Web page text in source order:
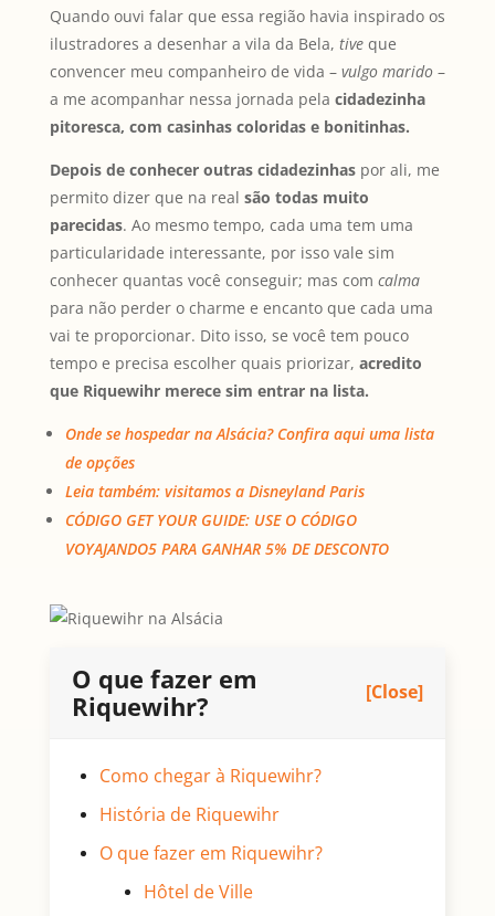
Quando ouvi falar que essa região havia inspirado os
ilustradores a desenhar a vila da Bela, tiveque
convencer meu companheiro de vida –vulgo marido–
a me acompanhar nessa jornada pela cidadezinha
pitoresca, com casinhas coloridas e bonitinhas.
Depois de conhecer outras cidadezinhaspor ali, me
permito dizer que na real são todas muito
parecidas. Ao mesmo tempo, cada uma tem uma
particularidade interessante, por isso vale sim
conhecer quantas você conseguir; mas com calma
para não perder o charme e encanto que cada uma
vai te proporcionar. Dito isso, se você tem pouco
tempo e precisa escolher quais priorizar, acredito
que Riquewihr merece sim entrar na lista.
Onde se hospedar na Alsácia? Confira aqui uma lista
de opções
Leia também: visitamos a Disneyland Paris
CÓDIGO GET YOUR GUIDE: USE O CÓDIGO
VOYAJANDO5 PARA GANHAR 5% DE DESCONTO
O que fazer em
Riquewihr?
[Close]
Como chegar à Riquewihr?
História de Riquewihr
O que fazer em Riquewihr?
Hôtel de Ville